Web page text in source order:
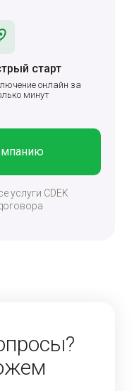
услуги CDEK
старт
онлайн за
минут